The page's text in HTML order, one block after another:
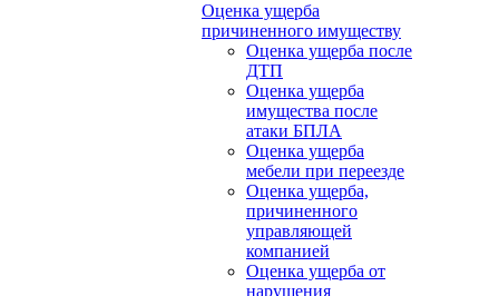
Оценка ущерба
причиненного имуществу
Оценка ущерба после
ДТП
Оценка ущерба
имущества после
атаки БПЛА
Оценка ущерба
мебели при переезде
Оценка ущерба,
причиненного
управляющей
компанией
Оценка ущерба от
нарушения